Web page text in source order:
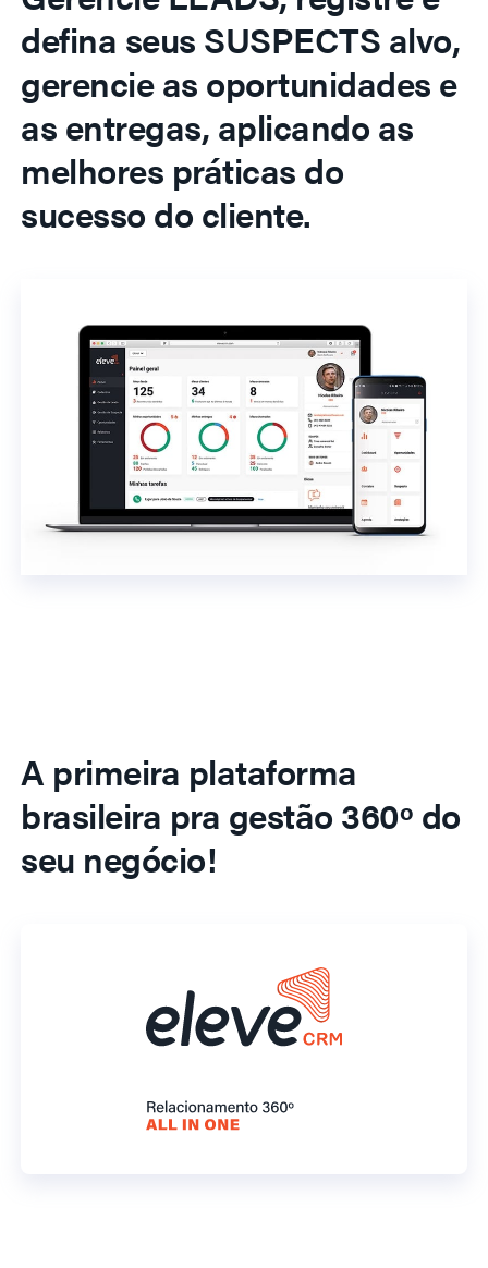
defina seus SUSPECTS alvo,
gerencie as oportunidades e
as entregas, aplicando as
melhores práticas do
sucesso do cliente.
A primeira plataforma
brasileira pra gestão 360º do
seu negócio!